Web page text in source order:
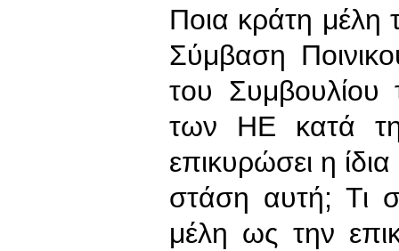
Ποια κράτη μέλη
Σύμβαση
του
των ΗΕ κατά
επικυρώσει η
στάση αυτή; Τι
μέλη ως την